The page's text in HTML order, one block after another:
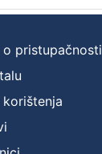
o pristupačnosti